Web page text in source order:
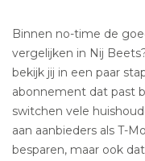
Binnen no-time de
vergelijken in Nij
bekijk jij in een paar
abonnement dat past
switchen vele
aan aanbieders als T-
besparen, maar ook